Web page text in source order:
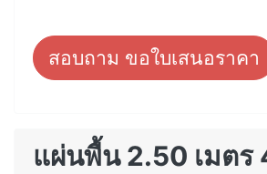
สอบถาม ขอใบเสนอราคา
แผ่นพื้น 2.50 เมตร